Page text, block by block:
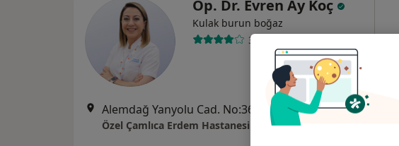
Op. Dr. Evren Ay Koç
Kulak burun boğaz
3 görüş
Alemdağ Yanyolu Cad. No:36, Üsküdar•Harita
Özel Çamlıca Erdem Hastanesi